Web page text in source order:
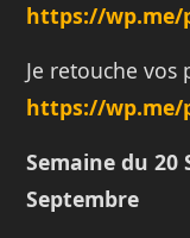
https://wp.me/
Je retouche vos
https://wp.me/
Semaine du 20
Septembre